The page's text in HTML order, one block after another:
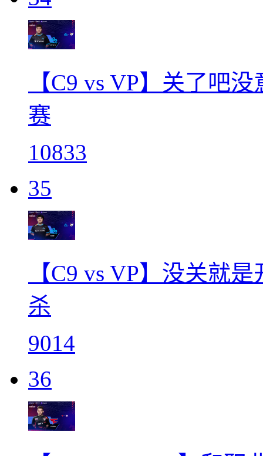
【C9 vs VP】关了吧
赛
10833
35
【C9 vs VP】没关就
杀
9014
36